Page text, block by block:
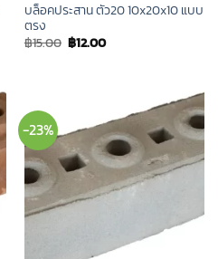
บล็อคประสาน ตัว20 10x20x10 แบบ
ตรง
฿15.00 Original
price
฿12.00Current
price
-23%